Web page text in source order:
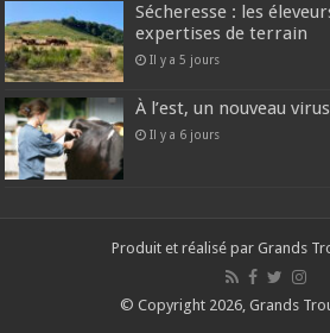
Sécheresse : les
expertises de terrain
Il y a 5 jours
À l’est, un nouveau virus
Il y a 6 jours
Produit et réalisé par Grands
© Copyright 2026, Grands